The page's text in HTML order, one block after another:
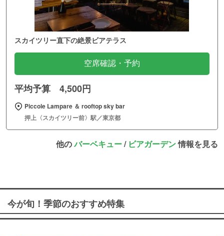
スカイツリー直下の絶景ビアテラス
空席確認・予約
平均予算 4,500円
Piccole Lampare ＆ rooftop sky bar
押上〈スカイツリー前〉駅／東京都
他のバーベキュー/ ビアガーデン情報を見る
今が旬！季節のおすすめ特集